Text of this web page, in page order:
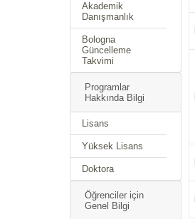
Akademik
Danışmanlık
Bologna
Güncelleme
Takvimi
Programlar
Hakkında Bilgi
Lisans
Yüksek Lisans
Doktora
Öğrenciler için
Genel Bilgi